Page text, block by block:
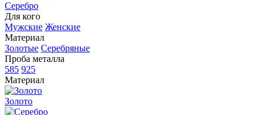
Серебро
Для кого
Мужские Женские
Материал
Золотые Серебряные
Проба металла
585 925
Материал
Золото